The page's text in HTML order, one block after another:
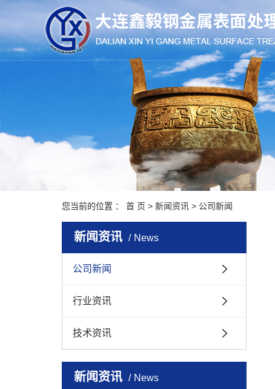
您当前的位置 ： 首 页 > 新闻资讯 > 公司新闻
新闻资讯 News
公司新闻
行业资讯
技术资讯
新闻资讯 News